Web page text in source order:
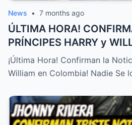
News • 7 months ago
ÚLTIMA HORA!
PRÍNCIPES HARRY y
COLOMBIA! NADIE SE LO
¡Última Hora! Confirman la
William en Colombia! Nadie Se